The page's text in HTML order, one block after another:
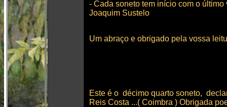
- Cada soneto tem início com o
Joaquim Sustelo
Um abraço e obrigado pela vossa
Este é o décimo quarto soneto,
Reis Costa ...( Coimbra ) Obrigada